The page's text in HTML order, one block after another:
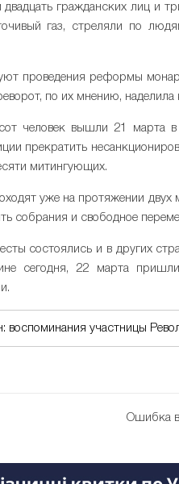
двадцать гражданских лиц и
газ, стреляли по
проведения реформы
по их мнению,
человек вышли 21 марта
прекратить
митингующих.
уже на протяжении
собрания и свободное
состоялись и в других
сегодня, 22 марта
воспоминания участницы
Ошибка в